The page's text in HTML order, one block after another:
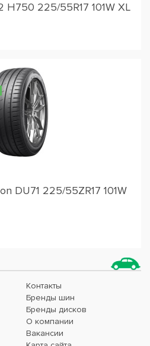
H750 225/55R17 101W XL
DU71 225/55ZR17 101W
Контакты
Бренды шин
Бренды дисков
О компании
Вакансии